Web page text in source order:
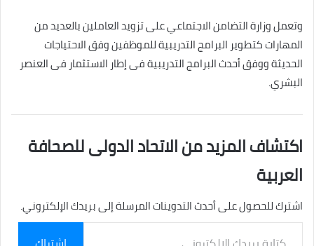
وتعمل وزارة التضامن الاجتماعي على تزويد العاملين بالعديد من
المهارات كتطوير البرامج التدريبية للموظفين وفق الاحتياجات
الحديثة ووفق أحدث البرامج التدريبية فى إطار الاستثمار فى العنصر
البشري.
اكتشاف المزيد من الاتحاد الدولى للصحافة
العربية
اشترك للحصول على أحدث التدوينات المرسلة إلى بريدك الإلكتروني.